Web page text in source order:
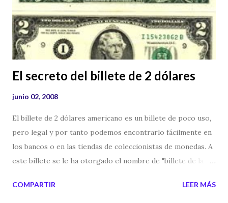
gustó que sus hijos, tuvieran ciertas capacidades y fue por
eso que los castigó. Aunque desde mi punto de vista y de
algunos investigadores, en verdad Dios tuvo miedo de que
Adán y Ev...
El secreto del billete de 2 dólares
junio 02, 2008
El billete de 2 dólares americano es un billete de poco uso,
pero legal y por tanto podemos encontrarlo fácilmente en
los bancos o en las tiendas de coleccionistas de monedas. A
este billete se le ha otorgado el nombre de "billete de la
billete poco visto. Y lo poco visto (como el trébol de 4
COMPARTIR LEER MÁS